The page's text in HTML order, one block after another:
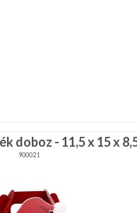
doboz - 11,5 x 15 x
900021